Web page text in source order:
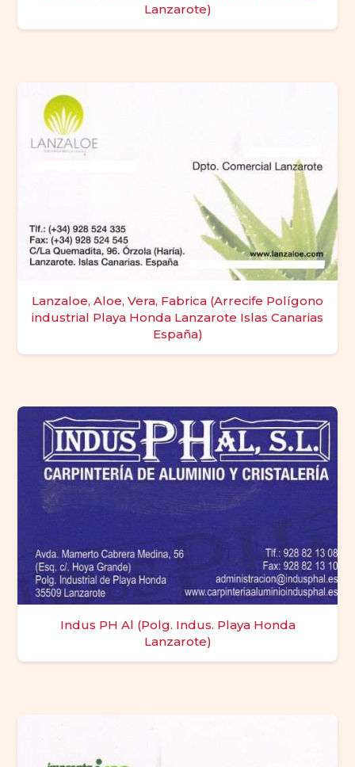
Lanzarote)
Lanzaloe, Aloe, Vera, Fabrica (Arrecife Polígono
industrial Playa Honda Lanzarote Islas Canarias
España)
Indus PH Al (Polg. Indus. Playa Honda
Lanzarote)